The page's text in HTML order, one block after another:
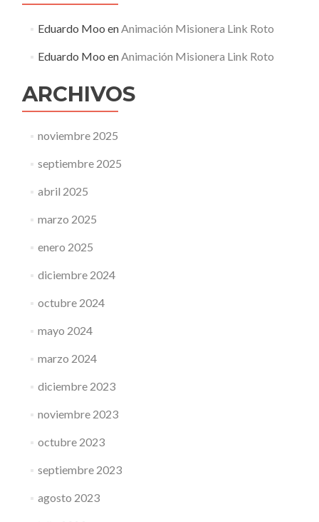
Eduardo Moo enAnimación Misionera Link Roto
Eduardo Moo enAnimación Misionera Link Roto
ARCHIVOS
noviembre 2025
septiembre 2025
abril 2025
marzo 2025
enero 2025
diciembre 2024
octubre 2024
mayo 2024
marzo 2024
diciembre 2023
noviembre 2023
octubre 2023
septiembre 2023
agosto 2023